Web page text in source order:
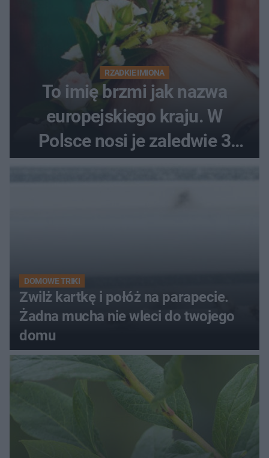
RZADKIE IMIONA
To imię brzmi jak nazwa
europejskiego kraju. W
Polsce nosi je zaledwie 3
DOMOWE TRIKI
Zwilż kartkę i połóż na parapecie.
Żadna mucha nie wleci do twojego
domu